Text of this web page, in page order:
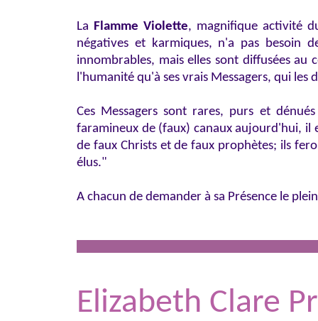
La Flamme Violette, magnifique activité
négatives et karmiques, n'a pas besoin
innombrables, mais elles sont diffusées
l'humanité qu'à ses vrais Messagers, qui les
Ces Messagers sont rares, purs et
faramineux de (faux) canaux aujourd'hui, il
de faux Christs et de faux prophètes; ils
élus."
A chacun de demander à sa Présence le
Elizabeth Clare P